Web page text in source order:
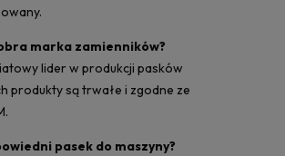
marka zamienników?
lider w produkcji pasków
produkty są trwałe i zgodne ze
pasek do maszyny?